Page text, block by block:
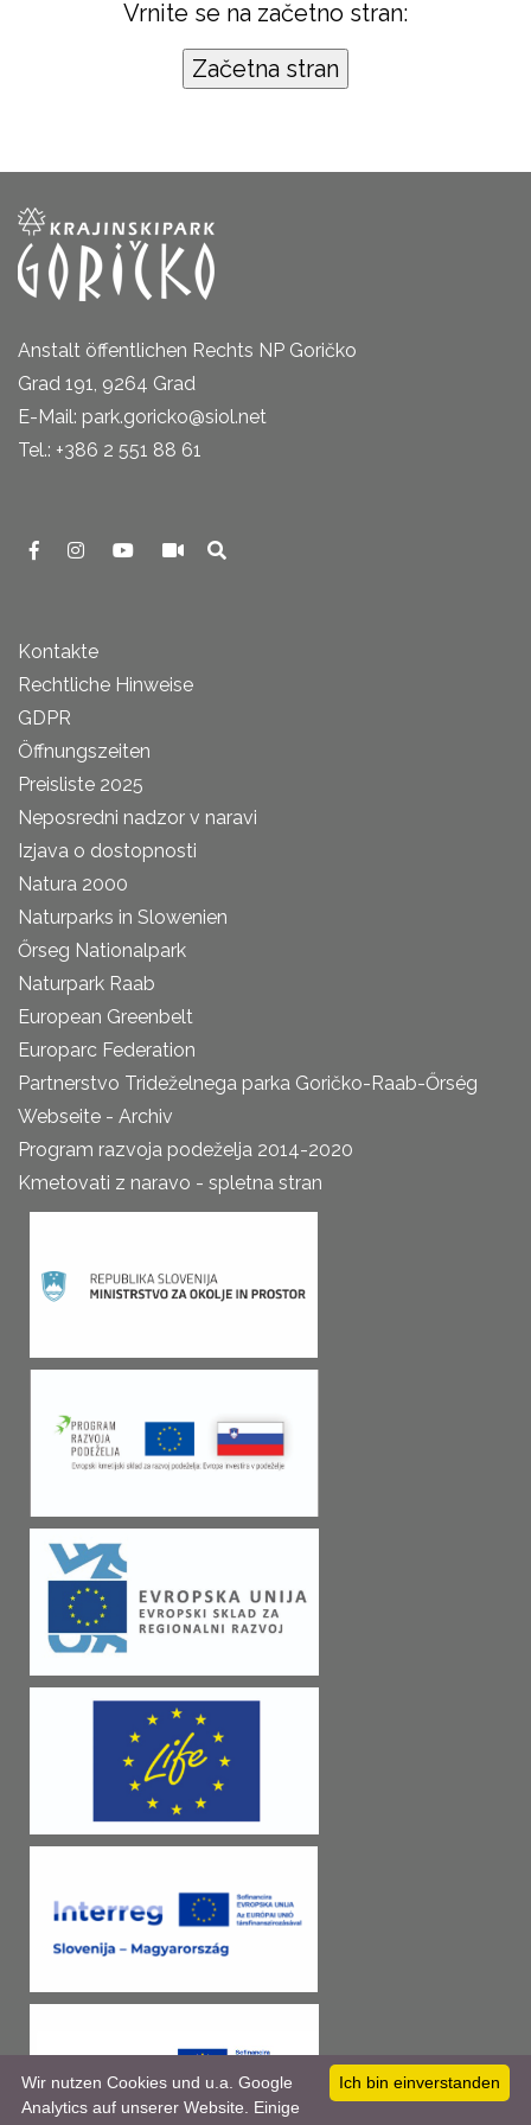
Vrnite se na začetno stran:
Anstalt öffentlichen Rechts NP Goričko
Grad 191, 9264 Grad
E-Mail: park.goricko@siol.net
Tel.: +386 2 551 88 61
Kontakte
Rechtliche Hinweise
GDPR
Öffnungszeiten
Preisliste 2025
Neposredni nadzor v naravi
Izjava o dostopnosti
Natura 2000
Naturparks in Slowenien
Őrseg Nationalpark
Naturpark Raab
European Greenbelt
Europarc Federation
Partnerstvo Trideželnega parka Goričko-Raab-Őrség
Webseite - Archiv
Program razvoja podeželja 2014-2020
Kmetovati z naravo - spletna stran
Ich bin einverstanden
Wir nutzen Cookies und u.a. Google
Analytics auf unserer Website. Einige